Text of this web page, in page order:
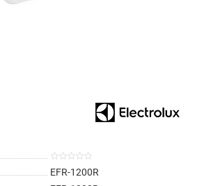
EFR-1200R